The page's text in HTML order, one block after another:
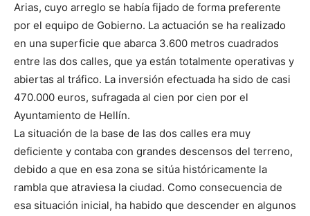
Arias, cuyo arreglo se había fijado de forma preferente
por el equipo de Gobierno. La actuación se ha realizado
en una superficie que abarca 3.600 metros cuadrados
entre las dos calles, que ya están totalmente operativas y
abiertas al tráfico. La inversión efectuada ha sido de casi
470.000 euros, sufragada al cien por cien por el
Ayuntamiento de Hellín.
La situación de la base de las dos calles era muy
deficiente y contaba con grandes descensos del terreno,
debido a que en esa zona se sitúa históricamente la
rambla que atraviesa la ciudad. Como consecuencia de
esa situación inicial, ha habido que descender en algunos